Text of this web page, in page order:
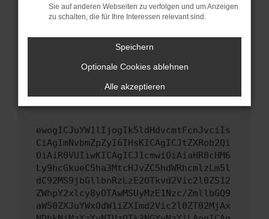
führen, dass bestimmte Funktionen nicht mehr
unterstützt werden.
Wende dich an den Webseitenbetreiber.
Wenn du alle oben genannten Schritte versucht
hast, kontaktiere uns bitte. Wir werden
versuchen, das Problem zu beheben. Du kannst
uns diesen Text schicken, um uns bei der
ewogICJuYW1lIjogIk5ldHdvcmtFcnJvciIs
CiAgImNvbmZpZyI6IHsKICAgICJtZXRob2Qi
OiAiR0VUIiwKICAgICJ1cmwiOiAiaHR0cHM6
Ly9hcGkueC5ha3MtcHJvZC5hdWRhcmlzLm5l
dC92MS9jbGllbnRzLzE2OTkvd2Vic2l0ZS12
ZWhpY2xlcy8yOTAwMSUyMzE1Nzc/ZmllbGQ9
aW50ZXJuYWxOdW1iZXImd2Vic2l0ZT02MjAx
Sie auf anderen Webseiten zu verfolgen und um Anzeigen
zu schalten, die für Ihre Interessen relevant sind.
Speichern
Optionale Cookies ablehnen
Alle akzeptieren